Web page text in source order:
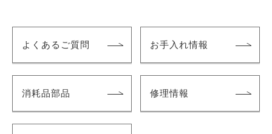
よくあるご質問 お手入れ情報
消耗品部品 修理情報